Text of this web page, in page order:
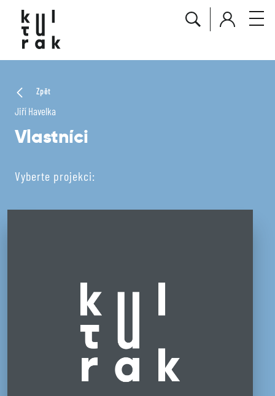
Zpět
Jiří Havelka
Vlastníci
Vyberte projekci: